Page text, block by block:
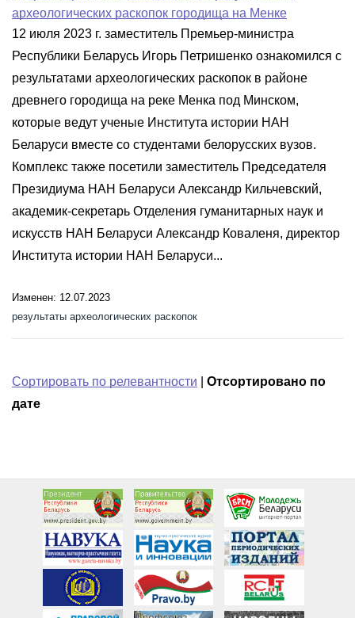
археологических раскопок городища на Менке
12 июля 2023 г. заместитель Премьер-министра
Республики Беларусь Игорь Петришенко ознакомился с
результатами археологических раскопок в районе
древнего городища на реке Менка под Минском,
которые ведут ученые Института истории НАН
Беларуси вместе со студентами белорусских вузов.
Комплекс также посетили заместитель Председателя
Президиума НАН Беларуси Александр Кильчевский,
академик-секретарь Отделения гуманитарных наук и
искусств НАН Беларуси Александр Коваленя, директор
Института истории НАН Беларуси...
Изменен: 12.07.2023
результаты археологических раскопок
Сортировать по релевантности
Отсортировано по
дате